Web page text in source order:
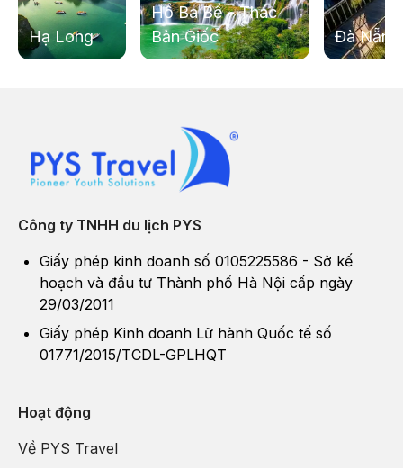
19h00:
Đoàn về đến Hà Nội, chia tay kết thúc chuyến đi
Tà Xùa, một trải nghiệm thực thụ của một dân du lịch
Đà Nẵng
Hạ Long
Hồ Ba Bể - Thác
Bản Giốc
Công ty TNHH du lịch PYS
Giấy phép kinh doanh số 0105225586 - Sở kế
hoạch và đầu tư Thành phố Hà Nội cấp ngày
29/03/2011
Giấy phép Kinh doanh Lữ hành Quốc tế số
01771/2015/TCDL-GPLHQT
Hoạt động
Về PYS Travel